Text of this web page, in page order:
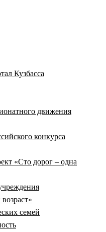
Кузбасса
движения
конкурса
«Сто дорог – одна
семей